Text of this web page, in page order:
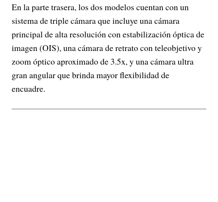
En la parte trasera, los dos modelos cuentan con un
sistema de triple cámara que incluye una cámara
principal de alta resolución con estabilización óptica de
imagen (OIS), una cámara de retrato con teleobjetivo y
zoom óptico aproximado de 3.5x, y una cámara ultra
gran angular que brinda mayor flexibilidad de
encuadre.